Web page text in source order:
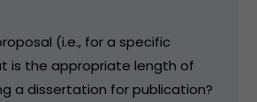
(i.e., for a specific
is the appropriate length of
a dissertation for publication?